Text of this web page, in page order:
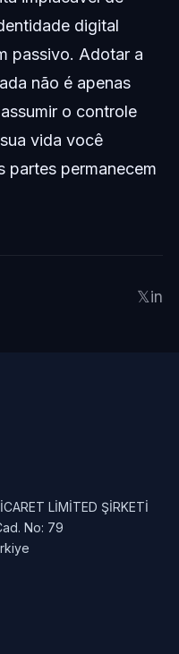
digital
passivo. Adotar a
não é apenas
o controle
vida você
partes permanecem
𝕏in
LİMİTED ŞİRKETİ
No: 79